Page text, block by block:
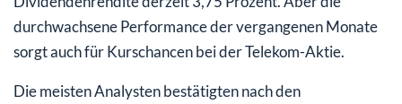
durchwachsene Performance der vergangenen Monate
sorgt auch für Kurschancen bei der Telekom-Aktie.
Die meisten Analysten bestätigten nach den